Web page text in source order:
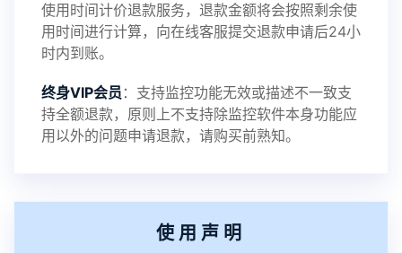
使用时间计价退款服务，退款金额将会按照剩余使
用时间进行计算，向在线客服提交退款申请后24小
时内到账。
终身VIP会员 ：支持监控功能无效或描述不一致支
持全额退款，原则上不支持除监控软件本身功能应
用以外的问题申请退款，请购买前熟知。
使用声明